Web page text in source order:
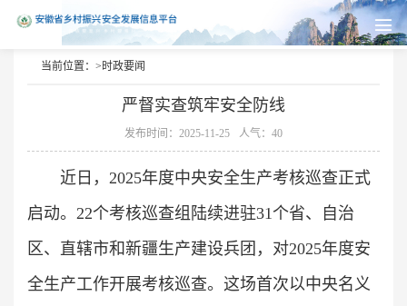
当前位置：>时政要闻
严督实查筑牢安全防线
发布时间：2025-11-25 人气：40
近日，2025年度中央安全生产考核巡查正式
启动。22个考核巡查组陆续进驻31个省、自治
区、直辖市和新疆生产建设兵团，对2025年度安
全生产工作开展考核巡查。这场首次以中央名义